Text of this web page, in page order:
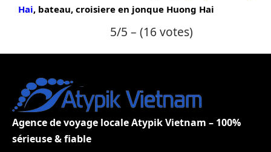
Hai, bateau, croisiere en jonque Huong Hai
5/5 – (16 votes)
Agence de voyage locale Atypik Vietnam – 100%
sérieuse & fiable